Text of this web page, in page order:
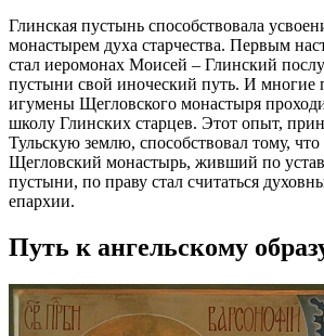
Глинская пустынь способствовала
монастырем духа старчества. Первым
стал иеромонах Моисей – Глинский
пустыни свой иноческий путь. И многие
игумены Щегловского монастыря
школу Глинских старцев. Этот опыт,
Тульскую землю, способствовал тому,
Щегловский монастырь, живший по
пустыни, по праву стал считаться
епархии.
Путь к ангельскому